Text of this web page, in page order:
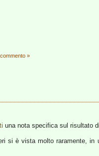
»
una nota specifica sul risultato
si è vista molto raramente, in